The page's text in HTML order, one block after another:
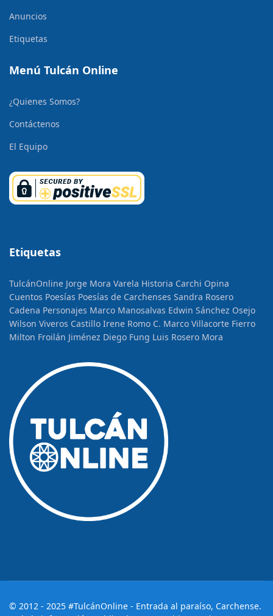
Anuncios
Etiquetas
Menú Tulcán Online
¿Quienes Somos?
Contáctenos
El Equipo
Etiquetas
TulcánOnline Jorge Mora Varela Historia Carchi Opina
Cuentos Poesías Poesías de Carchenses Sandra Rosero
Cadena Personajes Marco Manosalvas Edwin Sánchez Osejo
Wilson Viveros Castillo Irene Romo C. Marco Villacorte Fierro
Milton Froilán Jiménez Diego Fung Luis Rosero Mora
© 2012 - 2025 #TulcánOnline - Entrada al paraíso, Carchense.